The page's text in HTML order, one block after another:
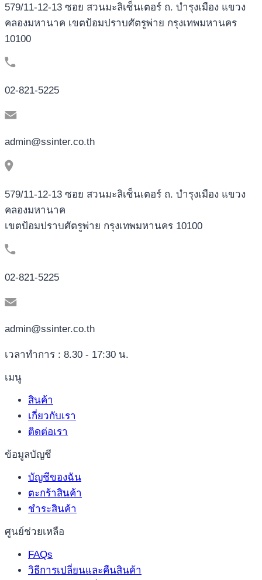
579/11-12-13 ซอย สวนมะลิเซ็นเตอร์ ถ. บำรุงเมือง แขวง
คลองมหานาค เขตป้อมปราบศัตรูพ่าย กรุงเทพมหานคร
10100
02-821-5225
admin@ssinter.co.th
579/11-12-13 ซอย สวนมะลิเซ็นเตอร์ ถ. บำรุงเมือง แขวง
คลองมหานาค
เขตป้อมปราบศัตรูพ่าย กรุงเทพมหานคร 10100
02-821-5225
admin@ssinter.co.th
เวลาทำการ : 8.30 - 17:30 น.
เมนู
สินค้า
เกี่ยวกับเรา
ติดต่อเรา
ข้อมูลบัญชี
บัญชีของฉัน
ตะกร้าสินค้า
ชำระสินค้า
ศูนย์ช่วยเหลือ
FAQs
วิธีการเปลี่ยนและคืนสินค้า